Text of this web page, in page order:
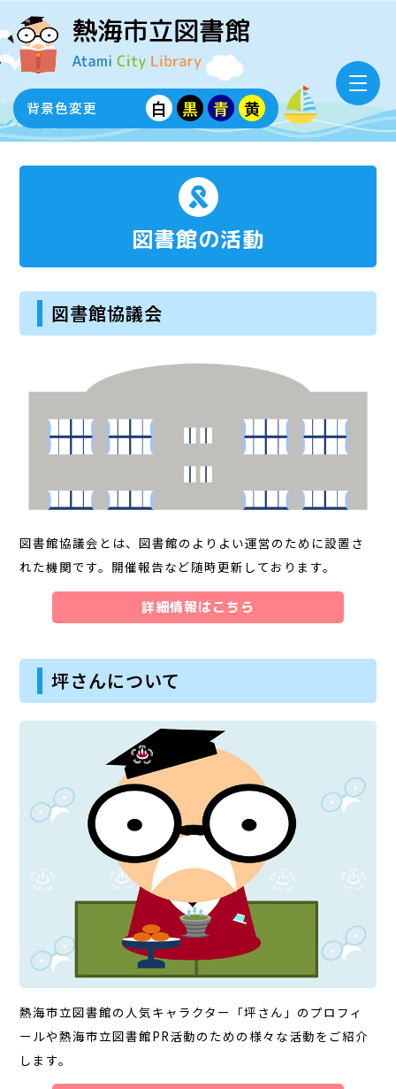
背景色変更 白 黒 青 黄
図書館の活動
図書館協議会
図書館協議会とは、図書館のよりよい運営のために設置さ
れた機関です。開催報告など随時更新しております。
詳細情報はこちら
坪さんについて
熱海市立図書館の人気キャラクター「坪さん」のプロフィ
ールや熱海市立図書館PR活動のための様々な活動をご紹介
します。